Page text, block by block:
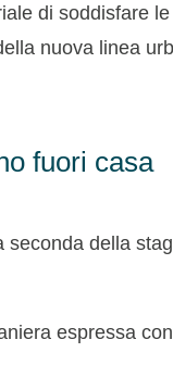
di soddisfare
nuova linea
fuori casa
seconda della
espressa